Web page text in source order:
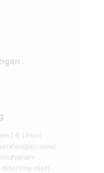
( 6 ) Hari
awal
diterima oleh